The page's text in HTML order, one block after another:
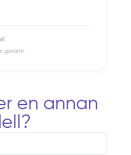
garanti.
en annan